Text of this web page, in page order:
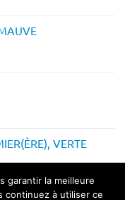
VERTE
garantir la meilleure
continuez à utiliser ce